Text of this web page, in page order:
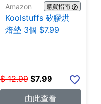
Amazon 購買指南
Koolstuffs 矽膠烘
焙墊 3個 $7.99
$ 12.99 $7.99
由此查看